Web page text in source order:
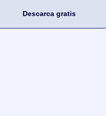
Descarca gratis